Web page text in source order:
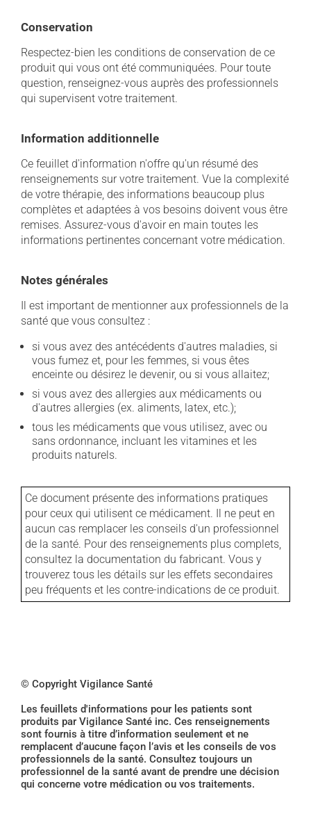
Conservation
Respectez-bien les conditions de conservation de ce
produit qui vous ont été communiquées. Pour toute
question, renseignez-vous auprès des professionnels
qui supervisent votre traitement.
Information additionnelle
Ce feuillet d'information n'offre qu'un résumé des
renseignements sur votre traitement. Vue la complexité
de votre thérapie, des informations beaucoup plus
complètes et adaptées à vos besoins doivent vous être
remises. Assurez-vous d'avoir en main toutes les
informations pertinentes concernant votre médication.
Notes générales
Il est important de mentionner aux professionnels de la
santé que vous consultez :
si vous avez des antécédents d'autres maladies, si
vous fumez et, pour les femmes, si vous êtes
enceinte ou désirez le devenir, ou si vous allaitez;
si vous avez des allergies aux médicaments ou
d'autres allergies (ex. aliments, latex, etc.);
tous les médicaments que vous utilisez, avec ou
sans ordonnance, incluant les vitamines et les
produits naturels.
Ce document présente des informations pratiques
pour ceux qui utilisent ce médicament. Il ne peut en
aucun cas remplacer les conseils d'un professionnel
de la santé. Pour des renseignements plus complets,
consultez la documentation du fabricant. Vous y
trouverez tous les détails sur les effets secondaires
peu fréquents et les contre-indications de ce produit.
© Copyright Vigilance Santé
Les feuillets d'informations pour les patients sont
produits par Vigilance Santé inc. Ces renseignements
sont fournis à titre d’information seulement et ne
remplacent d’aucune façon l’avis et les conseils de vos
professionnels de la santé. Consultez toujours un
professionnel de la santé avant de prendre une décision
qui concerne votre médication ou vos traitements.